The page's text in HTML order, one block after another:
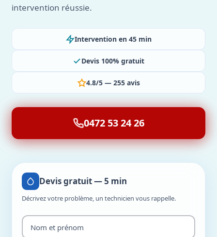
intervention réussie.
Intervention en 45 min
Devis 100% gratuit
4.8/5 — 255 avis
0472 53 24 26
Devis gratuit — 5 min
Décrivez votre problème, un technicien vous rappelle.